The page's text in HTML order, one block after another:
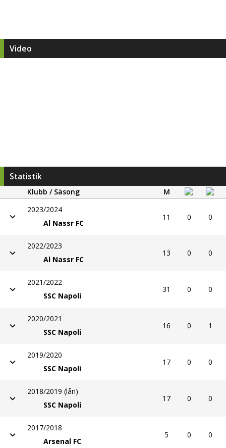
Video
Statistik
Klubb / Säsong
M
2023/2024
Al Nassr FC
11 0 0
2022/2023
Al Nassr FC
13 0 0
2021/2022
SSC Napoli
31 0 0
2020/2021
SSC Napoli
16 0 1
2019/2020
SSC Napoli
17 0 0
2018/2019 (lån)
SSC Napoli
17 0 0
2017/2018
Arsenal FC
5 0 0